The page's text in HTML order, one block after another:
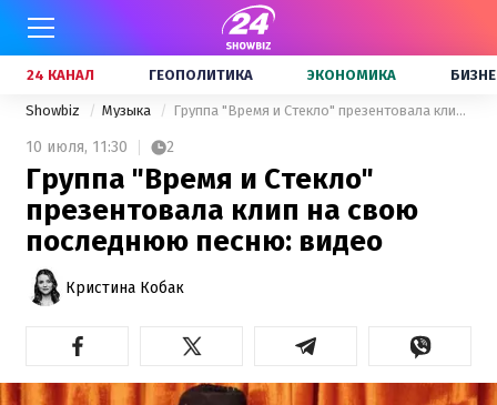
24 КАНАЛ ГЕОПОЛИТИКА ЭКОНОМИКА
Showbiz Музыка Группа "Время и Стекло" презентовала клип на свою последнюю песню: видео
10 июля, 11:30 2
Группа "Время и Стекло"
презентовала клип на свою
последнюю песню: видео
Кристина Кобак